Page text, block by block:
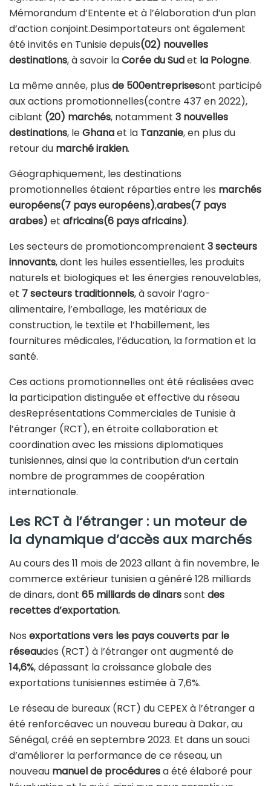
Mémorandum d’Entente et à l’élaboration d’un plan
d’action conjoint.Desimportateurs ont également
été invités en Tunisie depuis(02) nouvelles
destinations, à savoir laCorée du Sudet la Pologne.
La même année, plus de 500entreprisesont participé
aux actions promotionnelles(contre 437 en 2022),
ciblant (20) marchés, notamment 3 nouvelles
destinations, leGhanaet la Tanzanie, en plus du
retour du marché irakien.
Géographiquement, les destinations
promotionnelles étaient réparties entre les marchés
européens(7 pays européens),arabes(7 pays
arabes) et africains(6 pays africains).
Les secteurs de promotioncomprenaient 3 secteurs
innovants, dont les huiles essentielles, les produits
naturels et biologiques et les énergies renouvelables,
et 7 secteurs traditionnels, à savoir l’agro-
alimentaire, l’emballage, les matériaux de
construction, le textile et l’habillement, les
fournitures médicales, l’éducation, la formation et la
santé.
Ces actions promotionnelles ont été réalisées avec
la participation distinguée et effective du réseau
desReprésentations Commerciales de Tunisie à
l’étranger (RCT), en étroite collaboration et
coordination avec les missions diplomatiques
tunisiennes, ainsi que la contribution d’un certain
nombre de programmes de coopération
internationale.
Les RCT à l’étranger : un moteur de
la dynamique d’accès aux marchés
Au cours des 11 mois de 2023 allant à fin novembre, le
commerce extérieur tunisien a généré 128 milliards
de dinars, dont 65 milliards de dinarssont des
recettes d’exportation.
Nos exportations vers les pays couverts par le
réseaudes (RCT) à l’étranger ont augmenté de
14,6%, dépassant la croissance globale des
exportations tunisiennes estimée à 7,6%.
Le réseau de bureaux (RCT) du CEPEX à l’étranger a
été renforcéavec un nouveau bureau à Dakar, au
Sénégal, créé en septembre 2023. Et dans un souci
d’améliorer la performance de ce réseau, un
nouveau manuel de procéduresa été élaboré pour